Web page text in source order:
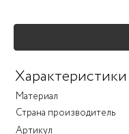
Характеристики
Материал
Страна производитель
Артикул